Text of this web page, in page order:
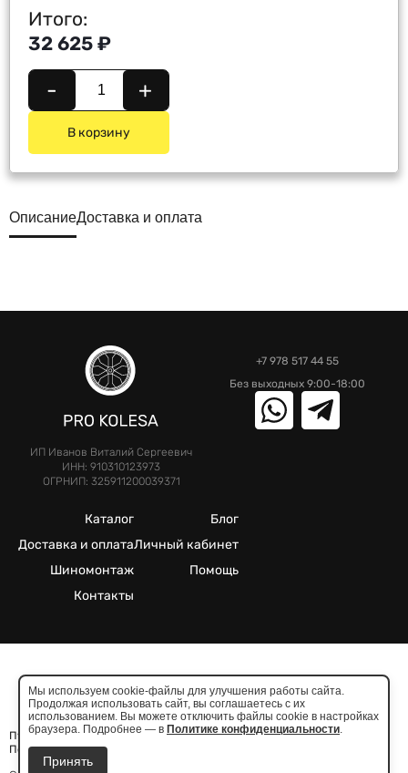
Итого:
32 625 ₽
- +
В корзину
ОписаниеДоставка и оплата
ИП Иванов Виталий Сергеевич
ИНН: 910310123973
ОГРНИП: 325911200039371
+7 978 517 44 55
Без выходных 9:00-18:00
Каталог
Доставка и оплата
Шиномонтаж
Контакты
Блог
Личный кабинет
Помощь
©2025. Все права защищены.
Meta признана экстремистcкой организацией в России
Публичная оферта
Политика конфиденциальности
Мы используем cookie-файлы для улучшения работы сайта.
Продолжая использовать сайт, вы соглашаетесь с их
использованием. Вы можете отключить файлы cookie в настройках
браузера. Подробнее — в Политике конфиденциальности.
Принять